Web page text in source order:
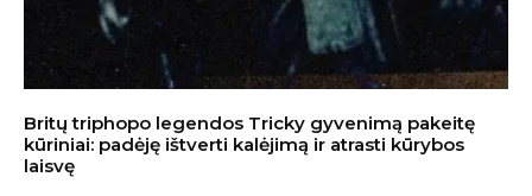
Britų triphopo legendos Tricky gyvenimą pakeitę
kūriniai: padėję ištverti kalėjimą ir atrasti kūrybos
laisvę